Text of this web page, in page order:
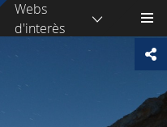
Webs
d'interès